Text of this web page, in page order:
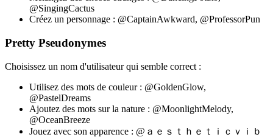
@SingingCactus
Créez un personnage : @CaptainAwkward, @ProfessorPun
Pretty Pseudonymes
Choisissez un nom d'utilisateur qui semble correct :
Utilisez des mots de couleur : @GoldenGlow,
@PastelDreams
Ajoutez des mots sur la nature : @MoonlightMelody,
@OceanBreeze
Jouez avec son apparence : @ａｅｓｔｈｅｔｉｃｖｉｂ